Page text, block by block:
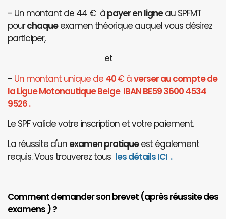
- Un montant de 44 € àpayer en ligneau SPFMT
pourchaqueexamen théorique auquel vous désirez
participer,
et
- Un montant unique de 40€ àverser au compte de
la Ligue Motonautique Belge IBAN BE59 3600 4534
9526 .
Le SPF valide votre inscription et votre paiement.
La réussite d'un examen pratiqueest également
requis. Vous trouverez tous les détails ICI .
Comment demander son brevet (après réussite des
examens ) ?